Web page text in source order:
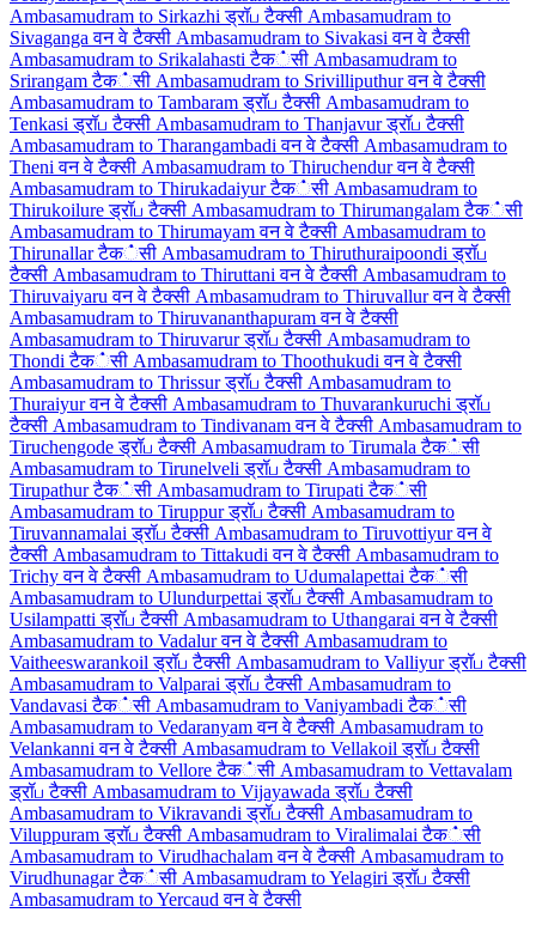
Ambasamudram to Sirkazhi ड्रॉப टैक्सी Ambasamudram to
Sivaganga वन वे टैक्सी Ambasamudram to Sivakasi वन वे टैक्सी
Ambasamudram to Srikalahasti टैक்सी Ambasamudram to
Srirangam टैक்सी Ambasamudram to Srivilliputhur वन वे टैक्सी
Ambasamudram to Tambaram ड्रॉப टैक्सी Ambasamudram to
Tenkasi ड्रॉப टैक्सी Ambasamudram to Thanjavur ड्रॉப टैक्सी
Ambasamudram to Tharangambadi वन वे टैक्सी Ambasamudram to
Theni वन वे टैक्सी Ambasamudram to Thiruchendur वन वे टैक्सी
Ambasamudram to Thirukadaiyur टैक்सी Ambasamudram to
Thirukoilure ड्रॉப टैक्सी Ambasamudram to Thirumangalam टैक்सी
Ambasamudram to Thirumayam वन वे टैक्सी Ambasamudram to
Thirunallar टैक்सी Ambasamudram to Thiruthuraipoondi ड्रॉப
टैक्सी Ambasamudram to Thiruttani वन वे टैक्सी Ambasamudram to
Thiruvaiyaru वन वे टैक्सी Ambasamudram to Thiruvallur वन वे टैक्सी
Ambasamudram to Thiruvananthapuram वन वे टैक्सी
Ambasamudram to Thiruvarur ड्रॉப टैक्सी Ambasamudram to
Thondi टैक்सी Ambasamudram to Thoothukudi वन वे टैक्सी
Ambasamudram to Thrissur ड्रॉப टैक्सी Ambasamudram to
Thuraiyur वन वे टैक्सी Ambasamudram to Thuvarankuruchi ड्रॉப
टैक्सी Ambasamudram to Tindivanam वन वे टैक्सी Ambasamudram to
Tiruchengode ड्रॉப टैक्सी Ambasamudram to Tirumala टैक்सी
Ambasamudram to Tirunelveli ड्रॉப टैक्सी Ambasamudram to
Tirupathur टैक்सी Ambasamudram to Tirupati टैक்सी
Ambasamudram to Tiruppur ड्रॉப टैक्सी Ambasamudram to
Tiruvannamalai ड्रॉப टैक्सी Ambasamudram to Tiruvottiyur वन वे
टैक्सी Ambasamudram to Tittakudi वन वे टैक्सी Ambasamudram to
Trichy वन वे टैक्सी Ambasamudram to Udumalapettai टैक்सी
Ambasamudram to Ulundurpettai ड्रॉப टैक्सी Ambasamudram to
Usilampatti ड्रॉப टैक्सी Ambasamudram to Uthangarai वन वे टैक्सी
Ambasamudram to Vadalur वन वे टैक्सी Ambasamudram to
Vaitheeswarankoil ड्रॉப टैक्सी Ambasamudram to Valliyur ड्रॉப टैक्सी
Ambasamudram to Valparai ड्रॉப टैक्सी Ambasamudram to
Vandavasi टैक்सी Ambasamudram to Vaniyambadi टैक்सी
Ambasamudram to Vedaranyam वन वे टैक्सी Ambasamudram to
Velankanni वन वे टैक्सी Ambasamudram to Vellakoil ड्रॉப टैक्सी
Ambasamudram to Vellore टैक்सी Ambasamudram to Vettavalam
ड्रॉப टैक्सी Ambasamudram to Vijayawada ड्रॉப टैक्सी
Ambasamudram to Vikravandi ड्रॉப टैक्सी Ambasamudram to
Viluppuram ड्रॉப टैक्सी Ambasamudram to Viralimalai टैक்सी
Ambasamudram to Virudhachalam वन वे टैक्सी Ambasamudram to
Virudhunagar टैक்सी Ambasamudram to Yelagiri ड्रॉப टैक्सी
Ambasamudram to Yercaud वन वे टैक्सी